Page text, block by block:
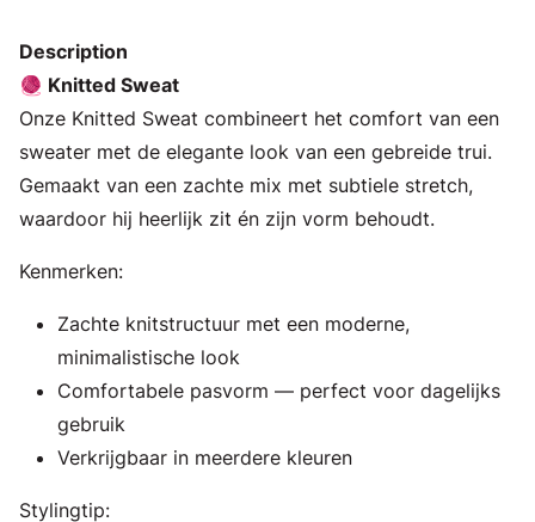
Description
🧶 Knitted Sweat
Onze Knitted Sweat combineert het comfort van een
sweater met de elegante look van een gebreide trui.
Gemaakt van een zachte mix met subtiele stretch,
waardoor hij heerlijk zit én zijn vorm behoudt.
Kenmerken:
Zachte knitstructuur met een moderne,
minimalistische look
Comfortabele pasvorm — perfect voor dagelijks
gebruik
Verkrijgbaar in meerdere kleuren
Stylingtip: